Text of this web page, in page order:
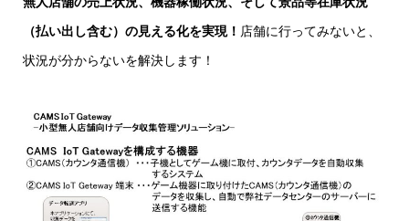
（払い出し含む）の見える化を実現！ 店舗に行ってみないと、
状況が分からないを解決します！